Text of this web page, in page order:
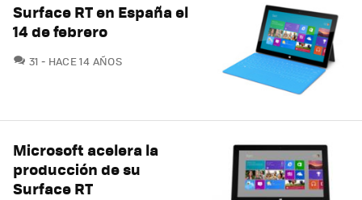
Surface RT en España el
14 de febrero
31 COMENTARIOS
HACE 14 AÑOS
Microsoft acelera la
producción de su
Surface RT